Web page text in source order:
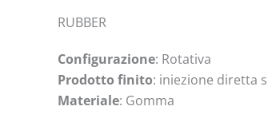
RUBBER
Configurazione: Rotativa
Prodotto finito: iniezione diretta
Materiale: Gomma